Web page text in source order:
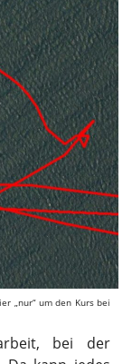
„nur“ um den Kurs bei
bei der